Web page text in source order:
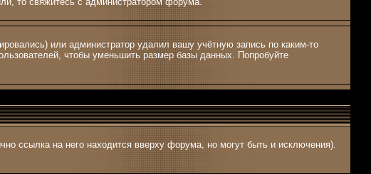
или администратор удалил вашу учётную запись по каким-то
чтобы уменьшить размер базы данных. Попробуйте
ссылка на него находится вверху форума, но могут быть и исключения).